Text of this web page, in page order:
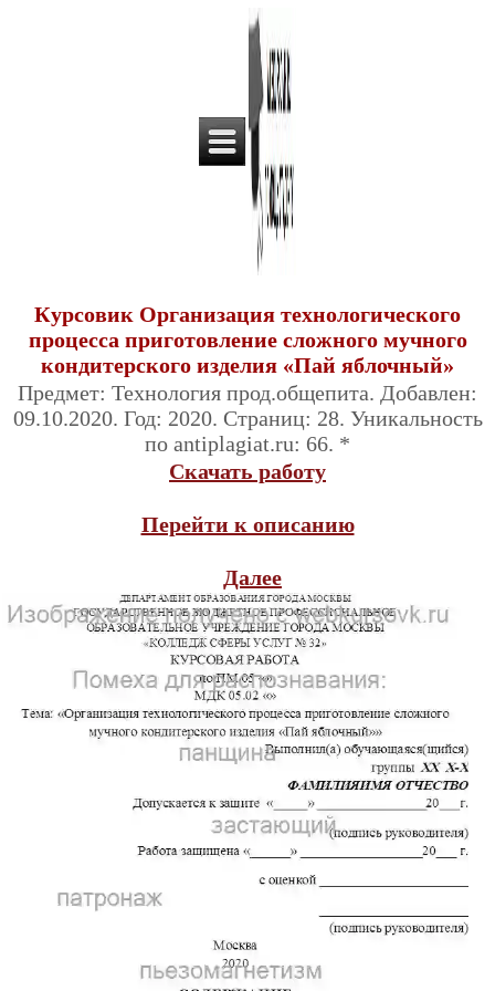
Курсовик Организация технологического
процесса приготовление сложного мучного
кондитерского изделия «Пай яблочный»
Предмет: Технология прод.общепита. Добавлен:
09.10.2020. Год: 2020. Страниц: 28. Уникальность
по antiplagiat.ru: 66. *
Скачать работу
Перейти к описанию
Далее